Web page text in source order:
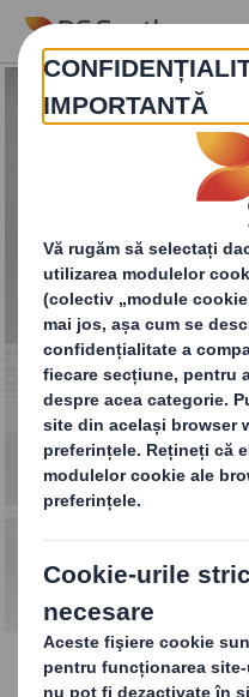
Skip to main content
Colaborare
inovatoare